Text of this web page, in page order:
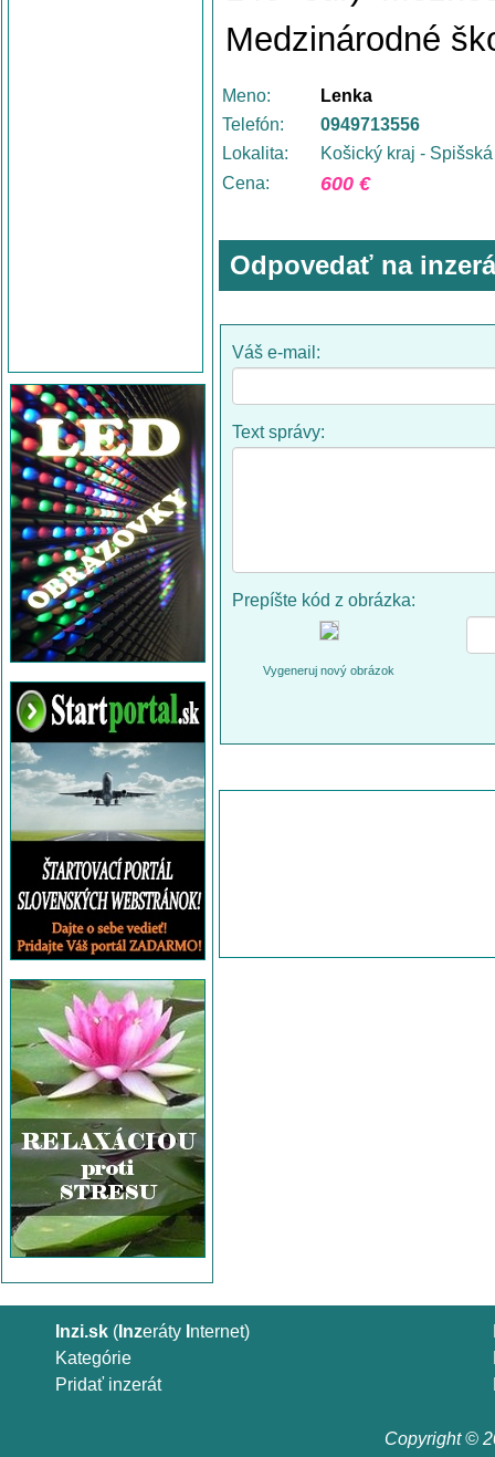
Medzinárodné
Meno:
Lenka
Telefón:
0949713556
Lokalita:
Košický kraj -
Cena:
600 €
Odpovedať na
Váš e-mail:
Text správy:
Prepíšte kód z obrázka:
Vygeneruj nový obrázok
Inzi.sk ( Inzeráty nternet)
Kategórie
Pridať inzerát
Copyright ©